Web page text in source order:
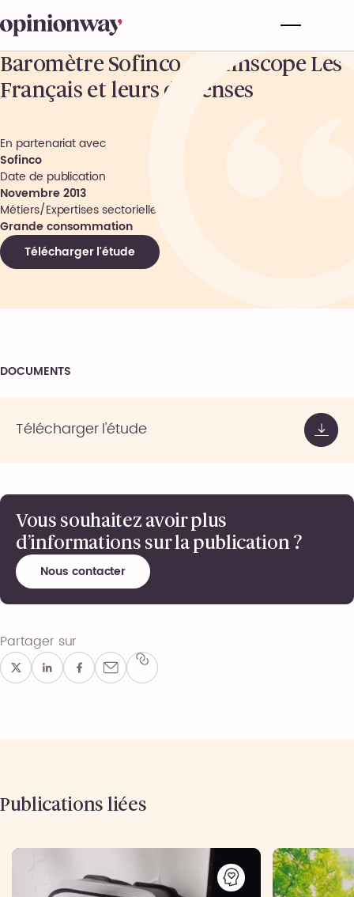
Baromètre Sofinco – Sofinscope Les
Français et leurs dépenses
En partenariat avec
Sofinco
Date de publication
Novembre 2013
Métiers/Expertises sectorielles
Grande consommation
Télécharger l'étude
DOCUMENTS
Télécharger l'étude
Vous souhaitez avoir plus
d’informations sur la publication ?
Nous contacter
Partager sur
Publications liées